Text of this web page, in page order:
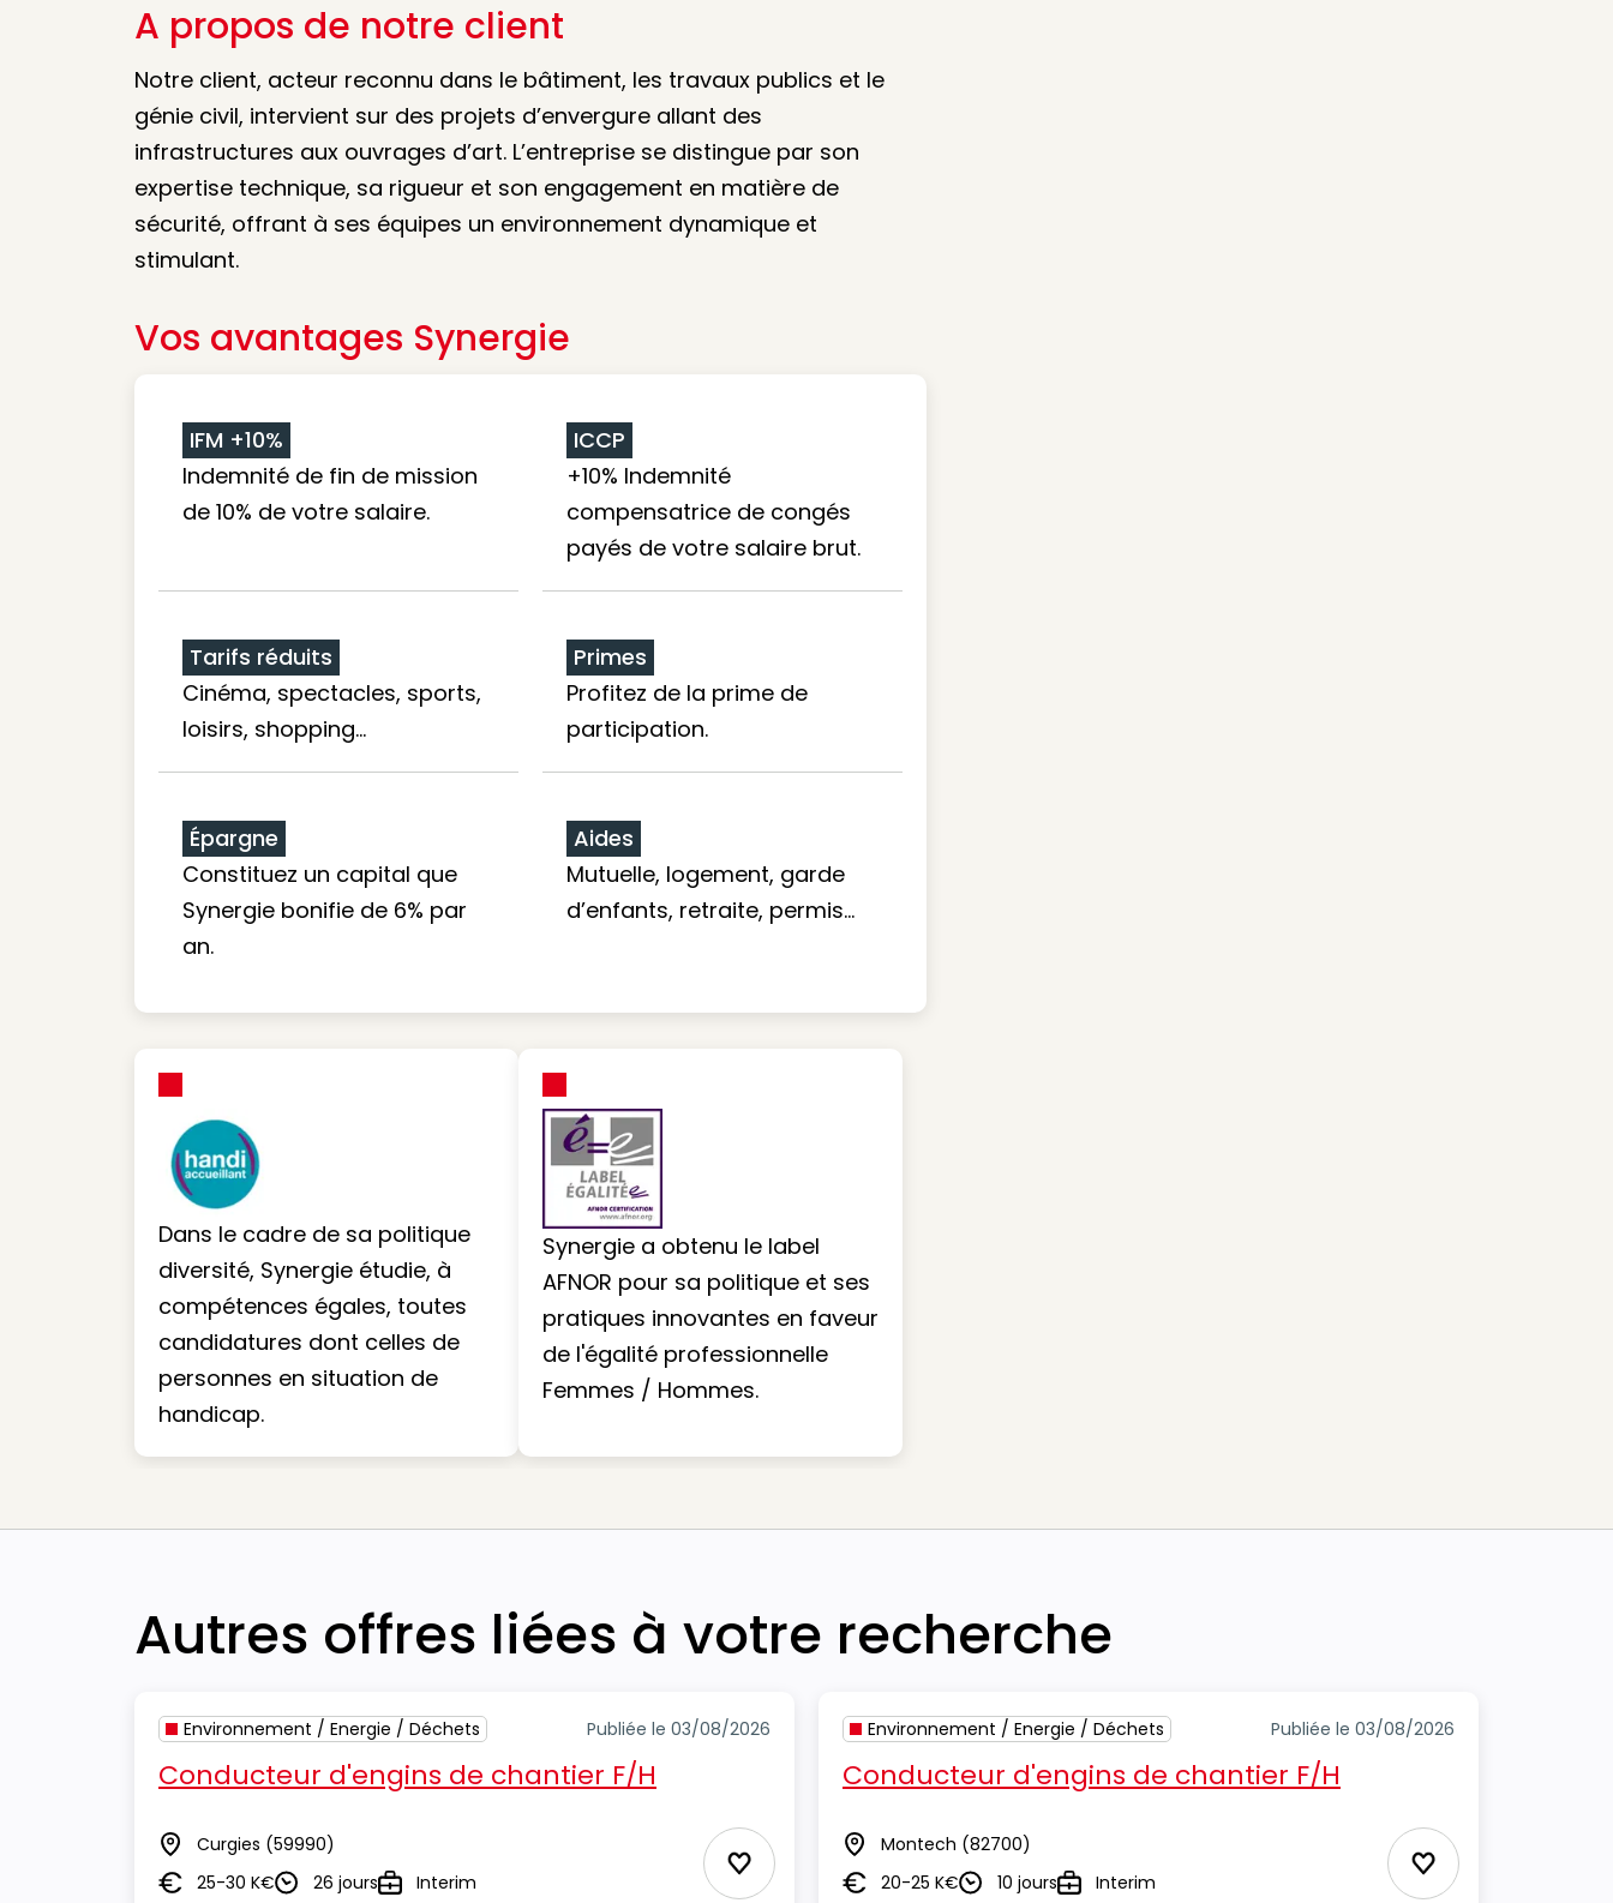
A propos de notre client
Notre client, acteur reconnu dans le bâtiment, les travaux publics et le
génie civil, intervient sur des projets d’envergure allant des
infrastructures aux ouvrages d’art. L’entreprise se distingue par son
expertise technique, sa rigueur et son engagement en matière de
sécurité, offrant à ses équipes un environnement dynamique et
stimulant.
Vos avantages Synergie
IFM +10%
Indemnité de fin de mission
de 10% de votre salaire.
ICCP
+10% Indemnité
compensatrice de congés
payés de votre salaire brut.
Tarifs réduits
Cinéma, spectacles, sports,
loisirs, shopping...
Primes
Profitez de la prime de
participation.
Épargne
Constituez un capital que
Synergie bonifie de 6% par
an.
Aides
Mutuelle, logement, garde
d’enfants, retraite, permis…
Dans le cadre de sa politique
diversité, Synergie étudie, à
compétences égales, toutes
candidatures dont celles de
personnes en situation de
handicap.
Synergie a obtenu le label
AFNOR pour sa politique et ses
pratiques innovantes en faveur
de l'égalité professionnelle
Femmes / Hommes.
Autres offres liées à votre recherche
Environnement / Energie / Déchets Publiée le 03/08/2026
Conducteur d'engins de chantier F/H
Lieu Curgies (59990)
Salaire25-30 K€Durée26 joursTypeInterim Ajouter aux Favoris
Environnement / Energie / Déchets Publiée le 03/08/2026
Conducteur d'engins de chantier F/H
Lieu Montech (82700)
Salaire20-25 K€Durée10 joursTypeInterim Ajouter aux